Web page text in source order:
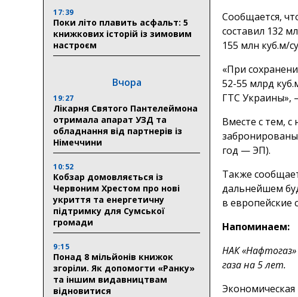
17:39
Поки літо плавить асфальт: 5
книжкових історій із зимовим
настроєм
Вчора
19:27
Лікарня Святого Пантелеймона
отримала апарат УЗД та
обладнання від партнерів із
Німеччини
10:52
Кобзар домовляється із
Червоним Хрестом про нові
укриття та енергетичну
підтримку для Сумської
громади
9:15
Понад 8 мільйонів книжок
згоріли. Як допомогти «Ранку»
та іншим видавництвам
відновитися
Сообщается,
составил 132
155 млн куб.м/
«При
52-55 млрд
ГТС Украины»,
Вместе с тем,
год — ЭП).
Также
дальнейшем
в европейские
Напоминаем:
НАК
газа на 5 лет.
Экономическая